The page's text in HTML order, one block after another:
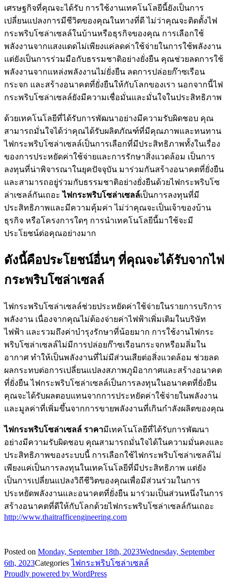
เศรษฐกิจที่คุณจะได้รับ การใช้งานเทคโนโลยีนี้ยังเป็นการ
เปลี่ยนแปลงการมีชีวิตของคุณในทางที่ดี ไม่ว่าคุณจะติดตั้งไฟ
กระพริบโซล่าเซลล์ในบ้านหรือธุรกิจของคุณ การเลือกใช้
พลังงานจากแสงแดดไม่เพียงแค่ลดค่าใช้จ่ายในการใช้พลังงาน
แต่ยังเป็นการร่วมมือกับธรรมชาติอย่างยั่งยืน คุณช่วยลดการใช้
พลังงานจากแหล่งพลังงานไม่ยั่งยืน ลดการปล่อยก๊าซเรือน
กระจก และสร้างอนาคตที่ยั่งยืนให้กับโลกของเรา นอกจากนี้ไฟ
กระพริบโซล่าเซลล์ยังมีความเชื่อมั่นและมั่นใจในประสิทธิภาพ
ด้วยเทคโนโลยีที่ได้รับการพัฒนาอย่างมีความรับผิดชอบ คุณ
สามารถมั่นใจได้ว่าคุณได้รับผลิตภัณฑ์ที่มีคุณภาพและทนทาน
ไฟกระพริบโซล่าเซลล์เป็นการเลือกที่มีประสิทธิภาพทั้งในเรื่อง
ของการประหยัดค่าใช้จ่ายและการรักษาสิ่งแวดล้อม เป็นการ
ลงทุนที่น่าพิจารณาในยุคปัจจุบัน มาร่วมกันสร้างอนาคตที่ยั่งยืน
และสามารถอยู่ร่วมกับธรรมชาติอย่างยั่งยืนด้วยไฟกระพริบโซ
ล่าเซลล์กันเถอะไฟกระพริบโซล่าเซลล์เป็นการลงทุนที่มี
ประสิทธิภาพและมีความคุ้มค่า ไม่ว่าคุณจะเป็นเจ้าของบ้าน
ธุรกิจ หรือโครงการใดๆ การนำเทคโนโลยีนี้มาใช้จะมี
ประโยชน์ต่อคุณอย่างมาก
ดังนี้คือประโยชน์อื่นๆ ที่คุณจะได้รับจากไฟ
กระพริบโซล่าเซลล์
ไฟกระพริบโซล่าเซลล์ช่วยประหยัดค่าใช้จ่ายในรายการบริการ
พลังงาน เนื่องจากคุณไม่ต้องจ่ายค่าไฟฟ้าเพิ่มเติมในบริษัท
ไฟฟ้า และรวมถึงค่าบำรุงรักษาที่น้อยมาก การใช้งานไฟกระ
พริบโซล่าเซลล์ไม่มีการปล่อยก๊าซเรือนกระจกหรือมลิ่มใน
อากาศ ทำให้เป็นพลังงานที่ไม่มีส่วนเสียต่อสิ่งแวดล้อม ช่วยลด
ผลกระทบต่อการเปลี่ยนแปลงสภาพภูมิอากาศและสร้างอนาคต
ที่ยั่งยืน ไฟกระพริบโซล่าเซลล์เป็นการลงทุนในอนาคตที่ยั่งยืน
คุณจะได้รับผลตอบแทนจากการประหยัดค่าใช้จ่ายในพลังงาน
และมูลค่าที่เพิ่มขึ้นจากการขายพลังงานที่เกินกำลังผลิตของคุณ
ไฟกระพริบโซล่าเซลล์ ราคามีเทคโนโลยีที่ได้รับการพัฒนา
อย่างมีความรับผิดชอบ คุณสามารถมั่นใจได้ในความมั่นคงและ
ประสิทธิภาพของระบบนี้ การเลือกใช้ไฟกระพริบโซล่าเซลล์ไม่
เพียงแค่เป็นการลงทุนในเทคโนโลยีที่มีประสิทธิภาพ แต่ยัง
เป็นการเปลี่ยนแปลงวิถีชีวิตของคุณเพื่อมีส่วนร่วมในการ
ประหยัดพลังงานและอนาคตที่ยั่งยืน มาร่วมเป็นส่วนหนึ่งในการ
สร้างอนาคตที่ดีให้กับโลกด้วยไฟกระพริบโซล่าเซลล์กันเถอะ
http://www.thaitrafficengineering.com
Posted on Monday, September 18th, 2023Wednesday, September
6th, 2023Categoriesไฟกระพริบโซล่าเซลล์
Proudly powered by WordPress